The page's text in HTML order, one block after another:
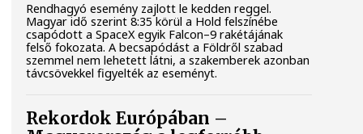
Rendhagyó esemény zajlott le kedden reggel.
Magyar idő szerint 8:35 körül a Hold felszínébe
csapódott a SpaceX egyik Falcon–9 rakétájának
felső fokozata. A becsapódást a Földről szabad
szemmel nem lehetett látni, a szakemberek azonban
távcsövekkel figyelték az eseményt.
Rekordok Európában –